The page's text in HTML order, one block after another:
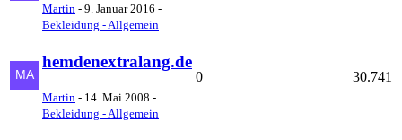
Martin - 9. Januar 2016 -
Bekleidung - Allgemein
hemdenextralang.de
Martin - 14. Mai 2008 -
Bekleidung - Allgemein
0 30.741